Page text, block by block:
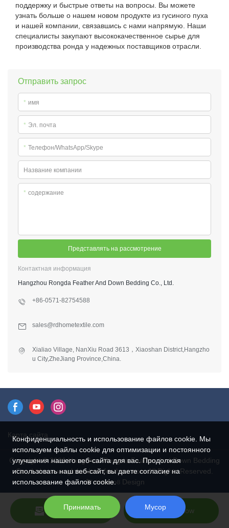
поддержку и быстрые ответы на вопросы. Вы можете
узнать больше о нашем новом продукте из гусиного пуха
и нашей компании, связавшись с нами напрямую. Наши
специалисты закупают высококачественное сырье для
производства ронда у надежных поставщиков отрасли.
Отправить запрос
* имя
* Эл. почта
* Телефон/WhatsApp/Skype
Название компании
* содержание
Представлять на рассмотрение
Контактная информация
Hangzhou Rongda Feather And Down Bedding Co., Ltd.
+86-0571-82754588
sales@rdhometextile.com
Xialiao Village, NanXiu Road 3613，Xiaoshan District,Hangzho
u City,ZheJiang Province,China.
Карта сайта
Copyright © 2026 Hangzhou Rongda Feather And Down Bedding
Co., Ltd. - www.globaldownfeathers.com All Rights Reserved.
Design
Send Inquiry Chat Now
Конфиденциальность и использование файлов cookie. Мы
используем файлы cookie для оптимизации и постоянного
улучшения нашего веб-сайта для вас. Продолжая
использовать наш веб-сайт, вы даете согласие на
использование файлов cookie.
Принимать Мусор